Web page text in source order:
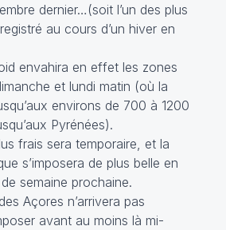
dernier…(soit l’un des plus
au cours d’un hiver en
envahira en effet les zones
et lundi matin (où la
environs de 700 à 1200
Pyrénées).
frais sera temporaire, et la
s’imposera de plus belle en
semaine prochaine.
Açores n’arrivera pas
avant au moins là mi-